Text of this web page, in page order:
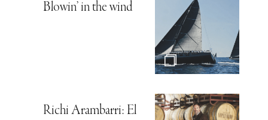
Blowin’ in the wind
Richi Arambarri: El